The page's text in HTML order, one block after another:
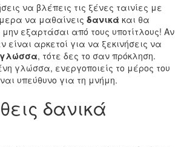
να βλέπεις τις ξένες ταινίες με
να μαθαίνεις δανικά και θα
μην εξαρτάσαι από τους υποτίτλους! Αν
αρκετοί για να ξεκινήσεις να
γλώσσα, τότε δες το σαν πρόκληση.
γλώσσα, ενεργοποιείς το μέρος του
υπεύθυνο για τη μνήμη.
δανικά